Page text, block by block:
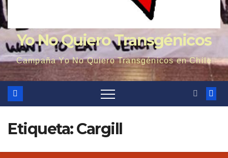
Yo No Quiero Transgénicos
Campaña Yo No Quiero Transgénicos en Chile
Etiqueta: Cargill